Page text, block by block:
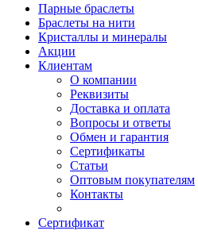
Парные браслеты
Браслеты на нити
Кристаллы и минералы
Акции
Клиентам
О компании
Реквизиты
Доставка и оплата
Вопросы и ответы
Обмен и гарантия
Сертификаты
Статьи
Оптовым покупателям
Контакты
Сертификат